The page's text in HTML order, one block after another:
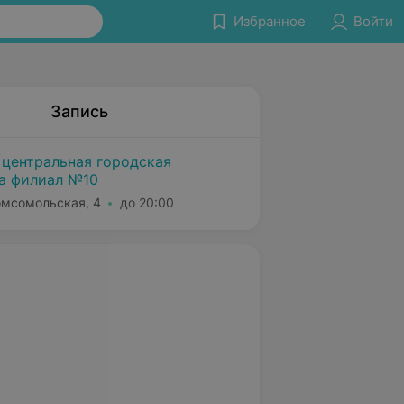
Избранное Войти
Запись
городская
филиал №10
4 до 20:00